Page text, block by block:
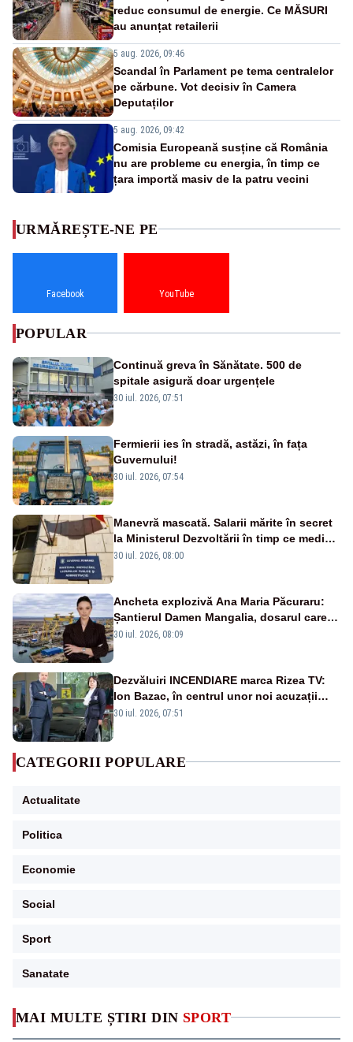
reduc consumul de energie. Ce MĂSURI
au anunțat retailerii
5 aug. 2026, 09:46
Scandal în Parlament pe tema centralelor
pe cărbune. Vot decisiv în Camera
Deputaților
5 aug. 2026, 09:42
Comisia Europeană susține că România
nu are probleme cu energia, în timp ce
țara importă masiv de la patru vecini
MAI MULTE ȘTIRI DIN SPORT
URMĂREȘTE-NE PE
Facebook YouTube
POPULAR
Continuă greva în Sănătate. 500 de
spitale asigură doar urgențele
30 iul. 2026, 07:51
Fermierii ies în stradă, astăzi, în fața
Guvernului!
30 iul. 2026, 07:54
Manevră mascată. Salarii mărite în secret
la Ministerul Dezvoltării în timp ce medicii
ies în stradă
30 iul. 2026, 08:00
Ancheta explozivă Ana Maria Păcuraru:
Șantierul Damen Mangalia, dosarul care
scufundă apărarea României
30 iul. 2026, 08:09
Dezvăluiri INCENDIARE marca Rizea TV:
Ion Bazac, în centrul unor noi acuzații
publice
30 iul. 2026, 07:51
CATEGORII POPULARE
Actualitate
Politica
Economie
Social
Sport
Sanatate